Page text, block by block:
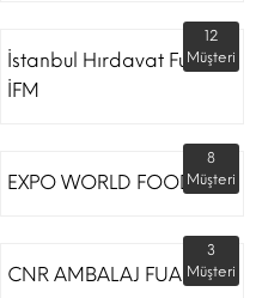
İstanbul Hırdavat Fuarı
İFM
12
Müşteri
EXPO WORLD FOOD
8
Müşteri
CNR AMBALAJ FUARI
3
Müşteri